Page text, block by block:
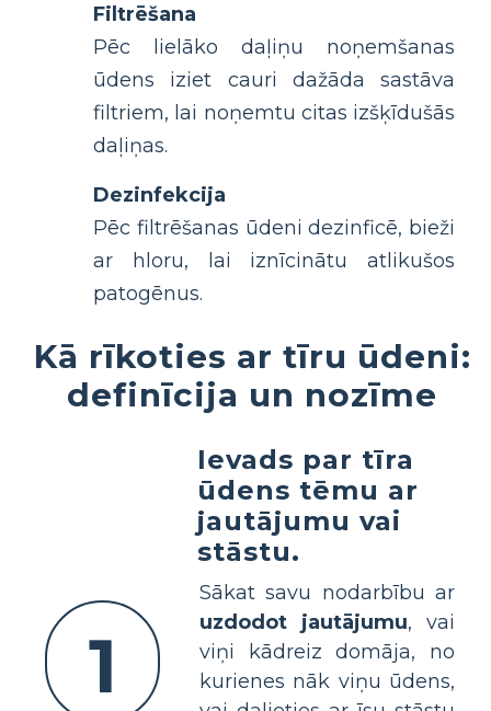
Filtrēšana
Pēc lielāko daļiņu noņemšanas
ūdens iziet cauri dažāda sastāva
filtriem, lai noņemtu citas izšķīdušās
daļiņas.
Dezinfekcija
Pēc filtrēšanas ūdeni dezinficē, bieži
ar hloru, lai iznīcinātu atlikušos
patogēnus.
Kā rīkoties ar tīru ūdeni:
definīcija un nozīme
1
Ievads par tīra
ūdens tēmu ar
jautājumu vai
stāstu.
Sākat savu nodarbību ar
uzdodot jautājumu, vai
viņi kādreiz domāja, no
kurienes nāk viņu ūdens,